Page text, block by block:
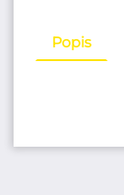
Popis